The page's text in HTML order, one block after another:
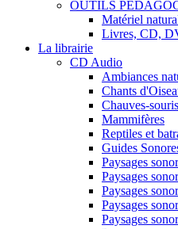
OUTILS
Matériel
Livres, CD,
La librairie
CD Audio
Ambiances
Chants
Chauves-souris
Mammifères
Reptiles et
Guides
Paysages
Paysages
Paysages
Paysages
Paysages